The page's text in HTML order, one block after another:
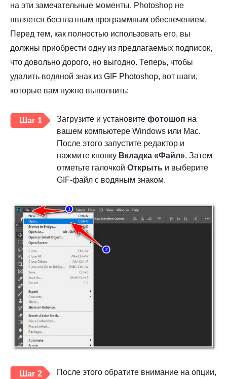
на эти замечательные моменты, Photoshop не
является бесплатным программным обеспечением.
Перед тем, как полностью использовать его, вы
должны приобрести одну из предлагаемых подписок,
что довольно дорого, но выгодно. Теперь, чтобы
удалить водяной знак из GIF Photoshop, вот шаги,
которые вам нужно выполнить:
Шаг 1 Загрузите и установите фотошоп на
вашем компьютере Windows или Mac.
После этого запустите редактор и
нажмите кнопку Вкладка «Файл». Затем
отметьте галочкой Открыть и выберите
GIF-файл с водяным знаком.
Шаг 2
После этого обратите внимание на опции,